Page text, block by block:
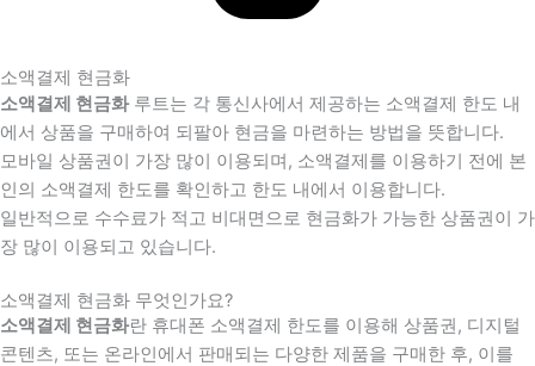
소액결제 현금화
소액결제 현금화루트는 각 통신사에서 제공하는 소액결제 한도 내
에서 상품을 구매하여 되팔아 현금을 마련하는 방법을 뜻합니다.
모바일 상품권이 가장 많이 이용되며, 소액결제를 이용하기 전에 본
인의 소액결제 한도를 확인하고 한도 내에서 이용합니다.
일반적으로 수수료가 적고 비대면으로 현금화가 가능한 상품권이 가
장 많이 이용되고 있습니다.
소액결제 현금화 무엇인가요?
소액결제 현금화란 휴대폰 소액결제 한도를 이용해 상품권, 디지털
콘텐츠, 또는 온라인에서 판매되는 다양한 제품을 구매한 후, 이를